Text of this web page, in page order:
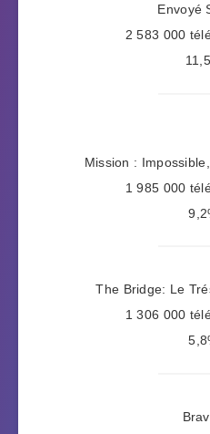
Envoyé
2 583 000
Mission :
1 985 000
The Bridge: Le
1 306 000